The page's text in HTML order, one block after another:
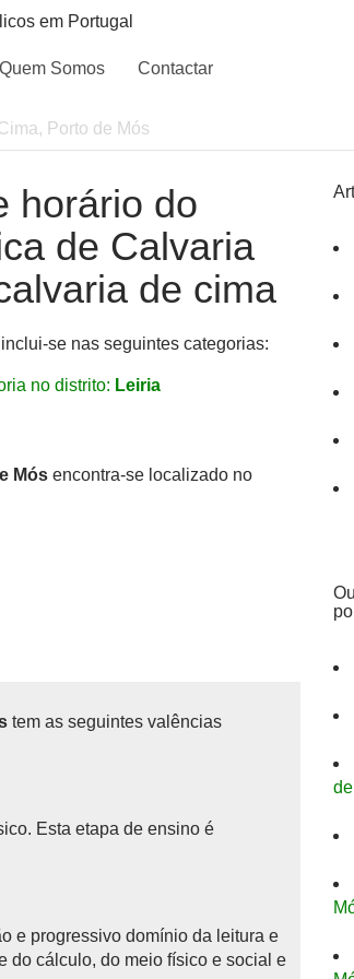
em Portugal
Quem Somos Contactar
Porto de Mós
horário do
de Calvaria
de cima
inclui-se nas seguintes categorias:
no distrito: Leiria
Mós encontra-se localizado no
tem as seguintes valências
Esta etapa de ensino é
e progressivo domínio da leitura e
do cálculo, do meio físico e social e